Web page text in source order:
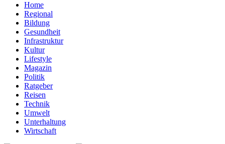
Home
Regional
Bildung
Gesundheit
Infrastruktur
Kultur
Lifestyle
Magazin
Politik
Ratgeber
Reisen
Technik
Umwelt
Unterhaltung
Wirtschaft